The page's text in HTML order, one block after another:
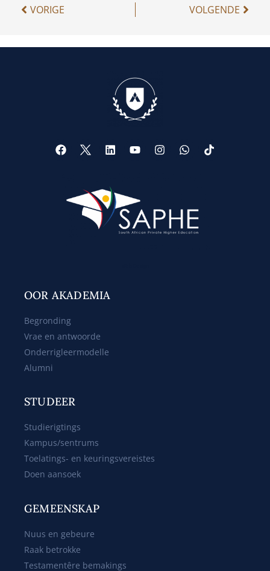
VORIGE VOLGENDE
OOR AKADEMIA
Begronding
Vrae en antwoorde
Onderrigleermodelle
Alumni
STUDEER
Studierigtings
Kampus/sentrums
Toelatings- en keuringsvereistes
Doen aansoek
GEMEENSKAP
Nuus en gebeure
Raak betrokke
Testamentêre bemakings